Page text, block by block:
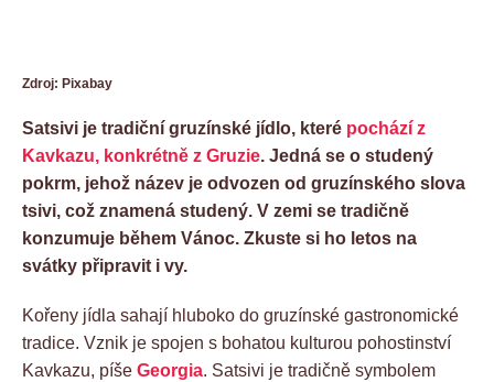
Zdroj: Pixabay
Satsivi je tradiční gruzínské jídlo, které pochází z
Kavkazu, konkrétně z Gruzie. Jedná se o studený
pokrm, jehož název je odvozen od gruzínského slova
tsivi, což znamená studený. V zemi se tradičně
konzumuje během Vánoc. Zkuste si ho letos na
svátky připravit i vy.
Kořeny jídla sahají hluboko do gruzínské gastronomické
tradice. Vznik je spojen s bohatou kulturou pohostinství
Kavkazu, píše Georgia. Satsivi je tradičně symbolem